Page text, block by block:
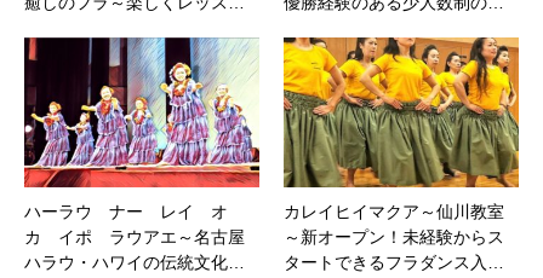
ハーラウ ナー レイ オ
カ イポ ラウアエ～名古屋
ハラウ・ハワイの伝統文化…
カレイヒイマクア～仙川教室
～新オープン！未経験からス
タートできるフラダンス入…